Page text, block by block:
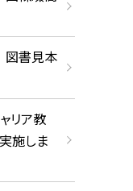
図書見本
リア教
施しま